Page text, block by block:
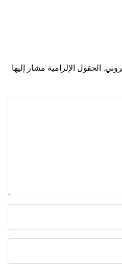
الحقول الإلزامية مشار إليها